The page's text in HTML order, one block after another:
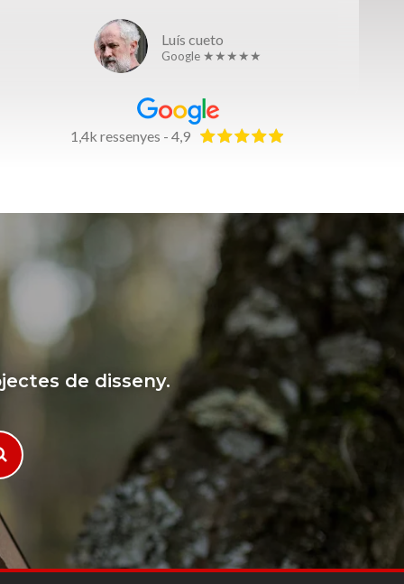
Luís cueto
Google ★★★★★
1,4k ressenyes - 4,9
de disseny.